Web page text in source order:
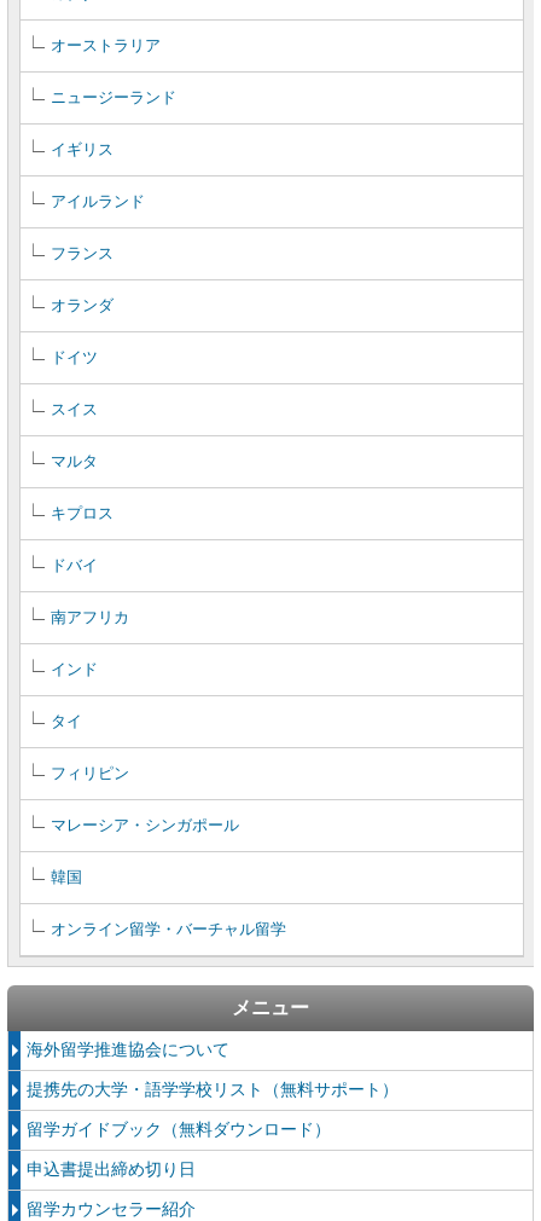
オーストラリア
ニュージーランド
イギリス
アイルランド
フランス
オランダ
ドイツ
スイス
マルタ
キプロス
ドバイ
南アフリカ
インド
タイ
フィリピン
マレーシア・シンガポール
韓国
オンライン留学・バーチャル留学
メニュー
海外留学推進協会について
提携先の大学・語学学校リスト（無料サポート）
留学ガイドブック（無料ダウンロード）
申込書提出締め切り日
留学カウンセラー紹介